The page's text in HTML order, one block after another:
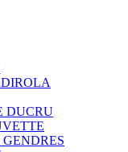
DUCRU